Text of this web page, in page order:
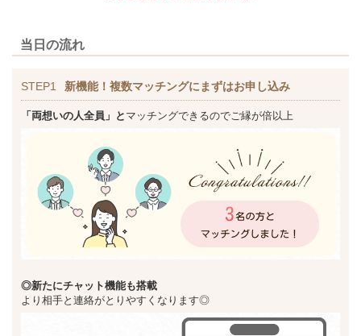
当日の流れ
STEP1 新機能！複数マッチングにまずはお申し込み
「両想いの人全員」と マッチングできるのでご縁が倍以上
◎新たにチャット機能も搭載
より相手と連絡がとりやすくなります◎